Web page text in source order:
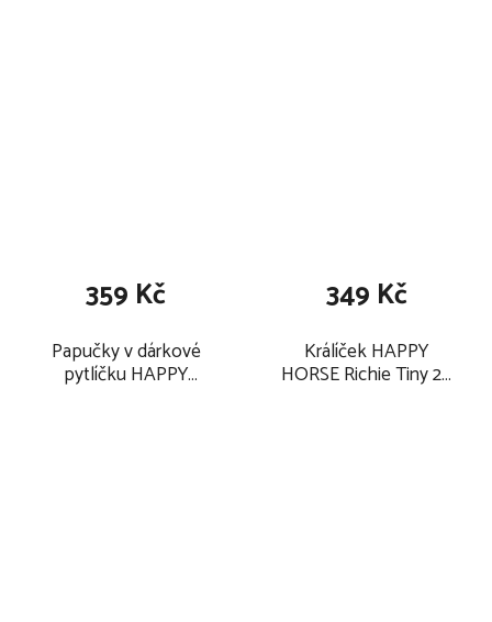
Papučky v dárkové
pytlíčku HAPPY
359 Kč
Králíček HAPPY
HORSE Richie Tiny 28
349 Kč